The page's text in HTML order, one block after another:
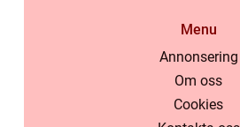
Menu
Annonsering
Om oss
Cookies